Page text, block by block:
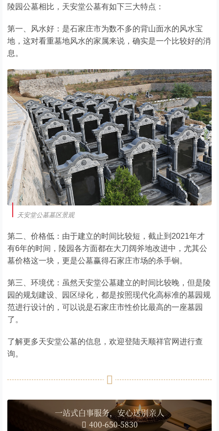
陵园公墓相比，天安堂公墓有如下三大特点：
第一、风水好：是石家庄市为数不多的背山面水的风水宝
地，这对看重墓地风水的家属来说，确实是一个比较好的消
息。
天安堂公墓墓区景观
第二、价格低：由于建立的时间比较短，截止到2021年才
有6年的时间，陵园各方面都在大刀阔斧地改进中，尤其公
墓价格这一块，更是公墓赢得石家庄市场的杀手锏。
第三、环境优：虽然天安堂公墓建立的时间比较晚，但是陵
园的规划建设、园区绿化，都是按照现代化高标准的墓园规
范进行设计的，可以说是石家庄市性价比最高的一座墓园
了。
了解更多天安堂公墓的信息，欢迎登陆天顺祥官网进行查
询。
一站式白事服务，安心送别亲人
400-650-5830